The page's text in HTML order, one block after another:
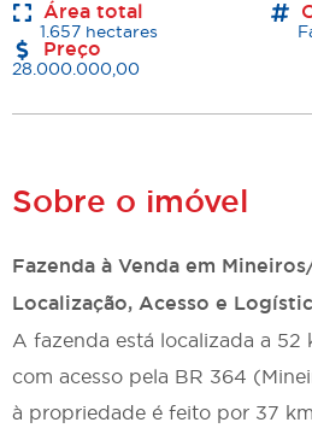
Área total
1.657 hectares
Preço
28.000.000,00
Sobre o imóvel
Fazenda à Venda em
Localização, Acesso e
A fazenda está localizada a 52
com acesso pela BR 364
à propriedade é feito por 37